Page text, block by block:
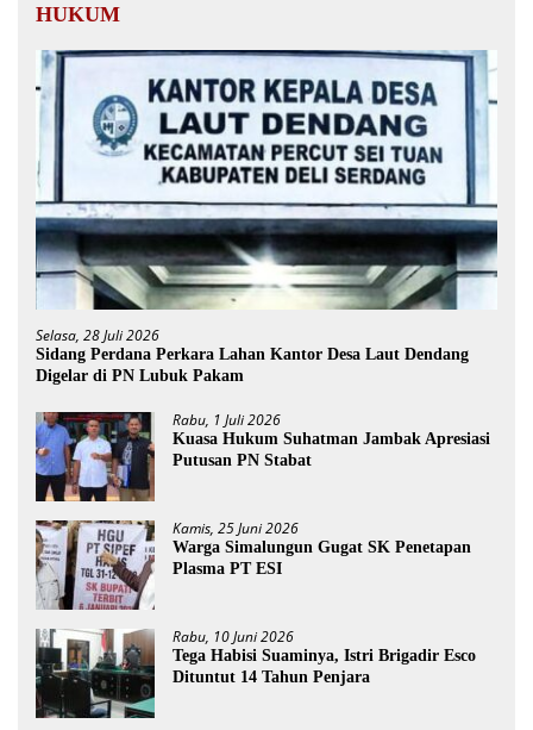
HUKUM
Selasa, 28 Juli 2026
Sidang Perdana Perkara Lahan Kantor Desa Laut Dendang
Digelar di PN Lubuk Pakam
Rabu, 1 Juli 2026
Kuasa Hukum Suhatman Jambak Apresiasi
Putusan PN Stabat
Kamis, 25 Juni 2026
Warga Simalungun Gugat SK Penetapan
Plasma PT ESI
Rabu, 10 Juni 2026
Tega Habisi Suaminya, Istri Brigadir Esco
Dituntut 14 Tahun Penjara